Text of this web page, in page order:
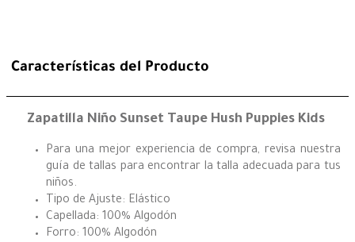
Características del Producto
Zapatilla Niño Sunset Taupe Hush Puppies Kids
Para una mejor experiencia de compra, revisa nuestra
guía de tallas para encontrar la talla adecuada para tus
niños.
Tipo de Ajuste: Elástico
Capellada: 100% Algodón
Forro: 100% Algodón